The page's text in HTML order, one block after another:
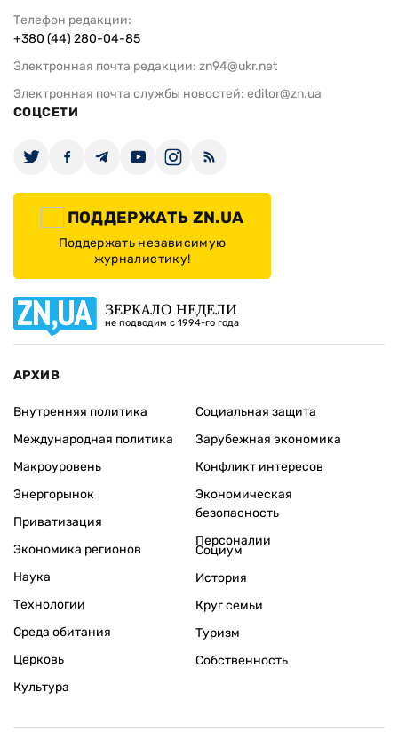
Телефон редакции:
+380 (44) 280-04-85
Электронная почта редакции: zn94@ukr.net
Электронная почта службы новостей: editor@zn.ua
СОЦСЕТИ
ПОДДЕРЖАТЬ ZN.UA
Поддержать независимую
журналистику!
ЗЕРКАЛО НЕДЕЛИ
не подводим с 1994-го года
АРХИВ
Внутренняя политика
Международная политика
Макроуровень
Энергорынок
Приватизация
Экономика регионов
Социальная защита
Зарубежная экономика
Конфликт интересов
Экономическая
безопасность
Персоналии
Наука
Технологии
Среда обитания
Церковь
Культура
Социум
История
Круг семьи
Туризм
Собственность